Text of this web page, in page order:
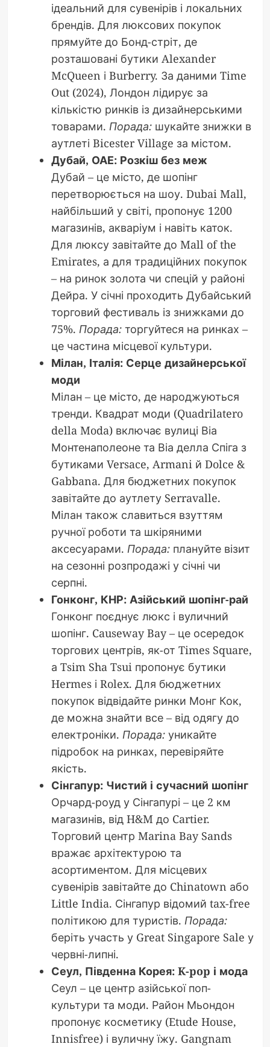
ідеальний для сувенірів і локальних
брендів. Для люксових покупок
прямуйте до Бонд-стріт, де
розташовані бутики Alexander
McQueen і Burberry. За даними Time
Out (2024), Лондон лідирує за
кількістю ринків із дизайнерськими
товарами. Порада:шукайте знижки в
аутлеті Bicester Village за містом.
Дубай, ОАЕ: Розкіш без меж
Дубай – це місто, де шопінг
перетворюється на шоу. Dubai Mall,
найбільший у світі, пропонує 1200
магазинів, акваріум і навіть каток.
Для люксу завітайте до Mall of the
Emirates, а для традиційних покупок
– на ринок золота чи спецій у районі
Дейра. У січні проходить Дубайський
торговий фестиваль із знижками до
75%. Порада:торгуйтеся на ринках –
це частина місцевої культури.
Мілан, Італія: Серце дизайнерської
моди
Мілан – це місто, де народжуються
тренди. Квадрат моди (Quadrilatero
della Moda) включає вулиці Віа
Монтенаполеоне та Віа делла Спіга з
бутиками Versace, Armani й Dolce &
Gabbana. Для бюджетних покупок
завітайте до аутлету Serravalle.
Мілан також славиться взуттям
ручної роботи та шкіряними
аксесуарами. Порада:плануйте візит
на сезонні розпродажі у січні чи
серпні.
Гонконг, КНР: Азійський шопінг-рай
Гонконг поєднує люкс і вуличний
шопінг. Causeway Bay – це осередок
торгових центрів, як-от Times Square,
а Tsim Sha Tsui пропонує бутики
Hermes і Rolex. Для бюджетних
покупок відвідайте ринки Монг Кок,
де можна знайти все – від одягу до
електроніки. Порада:уникайте
підробок на ринках, перевіряйте
якість.
Сінгапур: Чистий і сучасний шопінг
Орчард-роуд у Сінгапурі – це 2 км
магазинів, від H&M до Cartier.
Торговий центр Marina Bay Sands
вражає архітектурою та
асортиментом. Для місцевих
сувенірів завітайте до Chinatown або
Little India. Сінгапур відомий tax-free
політикою для туристів. Порада:
беріть участь у Great Singapore Sale у
червні-липні.
Сеул, Південна Корея: K-pop і мода
Сеул – це центр азійської поп-
культури та моди. Район Мьондон
пропонує косметику (Etude House,
Innisfree) і вуличну їжу. Gangnam